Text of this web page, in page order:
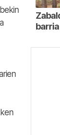
barria